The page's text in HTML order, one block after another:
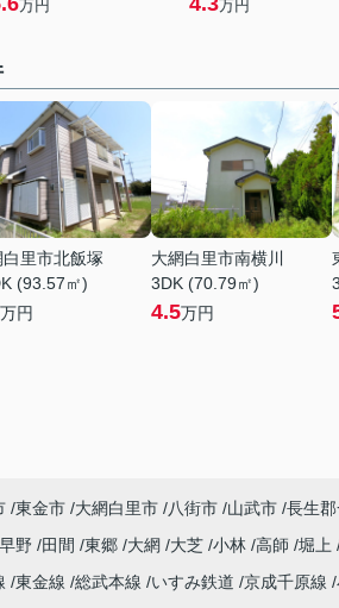
万円 万円
白里市北飯塚
(93.57㎡)
万円
大網白里市南横川
3DK (70.79㎡)
4.5万円
東金市 大網白里市 八街市 山武市 長生
早野 田間 東郷 大網 大芝 小林 高師 堀上
東金線 総武本線 いすみ鉄道 京成千原線